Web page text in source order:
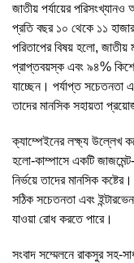
জাতীয় পর্যায়ের
প্রতি বছর ১০ থেকে ১১
পরিতাপের বিষয় হলো, জাতীয়
প্রাপ্তবয়স্ক এবং ৯৪%
যাচ্ছেন। পর্যাপ্ত সচেতনতা
তাদের মানসিক সহায়তা
ক্যাম্পেইনের লক্ষ্য উল্লেখ
হলো-কাম্পাসে একটি জাজমেন্ট-
নির্ভয়ে তাদের মানসিক
সঠিক সচেতনতা এবং
যাওয়া রোধ করতে পারে।
সংবাদ সম্মেলনে রাকসুর সহ-